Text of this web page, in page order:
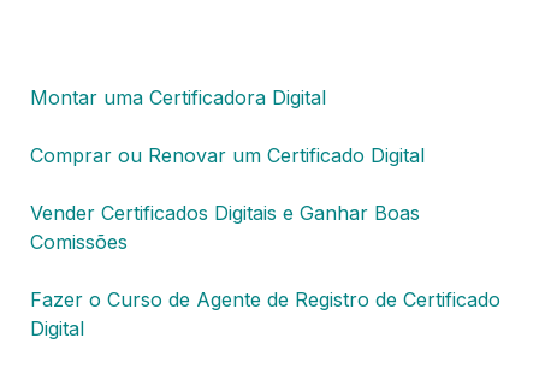
Montar uma Certificadora Digital
Comprar ou Renovar um Certificado Digital
Vender Certificados Digitais e Ganhar Boas
Comissões
Fazer o Curso de Agente de Registro de Certificado
Digital